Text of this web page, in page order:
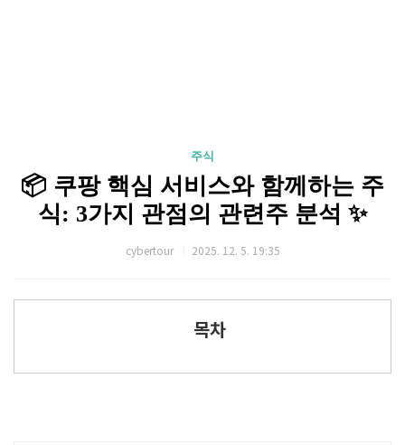
주식
📦 쿠팡 핵심 서비스와 함께하는 주
식: 3가지 관점의 관련주 분석 ✨
cybertour 2025. 12. 5. 19:35
목차